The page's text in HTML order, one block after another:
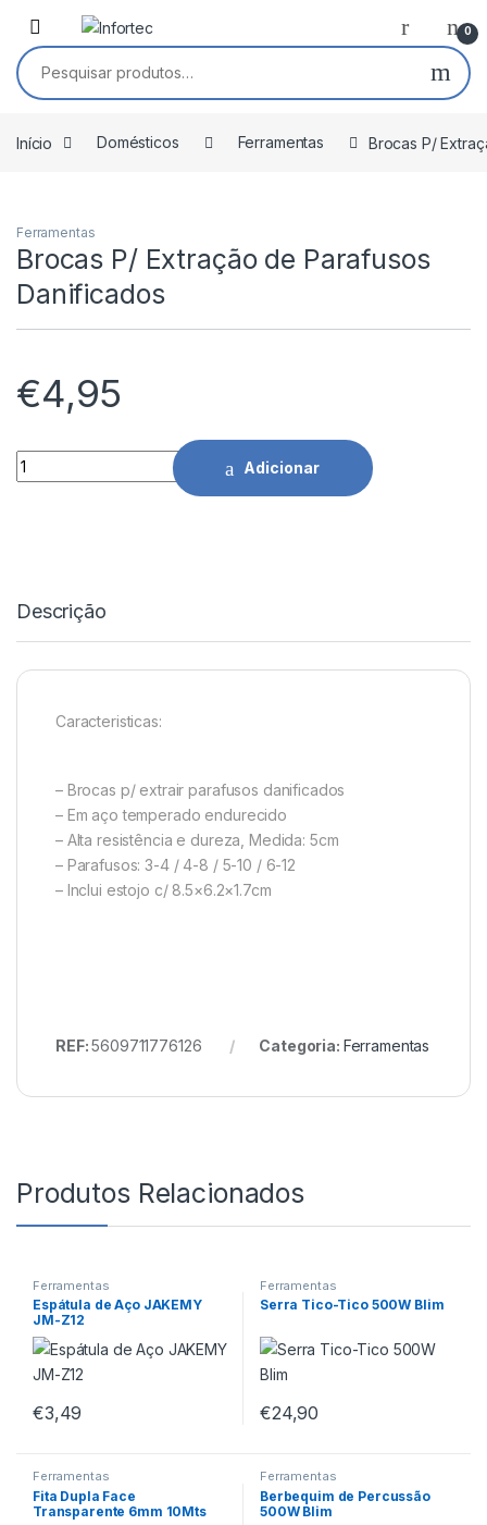
Saltar para navegação
Pular para o conteúdo
0
Pesquisar por:
Início Domésticos Ferramentas Brocas P/
Ferramentas
Brocas P/ Extração de Parafusos
Danificados
€4,95
Brocas P/ Extração de Parafusos Danificados quantidade
Adicionar
Descrição
Caracteristicas:
– Brocas p/ extrair parafusos danificados
– Em aço temperado endurecido
– Alta resistência e dureza, Medida: 5cm
– Parafusos: 3-4 / 4-8 / 5-10 / 6-12
– Inclui estojo c/ 8.5×6.2×1.7cm
REF:5609711776126 Categoria: Ferramentas
Produtos Relacionados
Ferramentas
Espátula de Aço JAKEMY
JM-Z12
€3,49
Ferramentas
Serra Tico-Tico 500W Blim
€24,90
Ferramentas
Fita Dupla Face
Transparente 6mm 10Mts
Ferramentas
Berbequim de Percussão
500W Blim